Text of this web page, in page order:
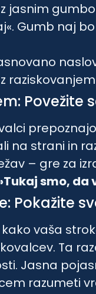
jasnim
Gumb naj
Povežite
na strani in
– gre za
smo, da
Pokažite
kako vaša
Ta
Jasna
razumeti